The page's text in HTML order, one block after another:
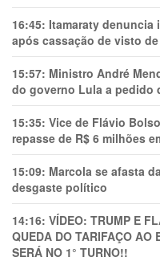
16:45: Itamaraty denuncia
após cassação de visto
15:57: Ministro André
do governo Lula a pedido
15:35: Vice de Flávio
repasse de R$ 6 milhões
15:09: Marcola se afasta
desgaste político
14:16: VÍDEO: TRUMP E
QUEDA DO TARIFAÇO
SERÁ NO 1° TURNO!!